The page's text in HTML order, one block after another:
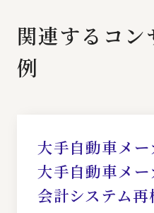
関連するコン
例
大手自動車メ
大手自動車メ
会計システム再